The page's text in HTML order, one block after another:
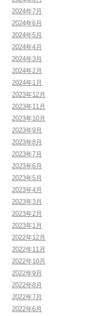
2024年7月
2024年6月
2024年5月
2024年4月
2024年3月
2024年2月
2024年1月
2023年12月
2023年11月
2023年10月
2023年9月
2023年8月
2023年7月
2023年6月
2023年5月
2023年4月
2023年3月
2023年2月
2023年1月
2022年12月
2022年11月
2022年10月
2022年9月
2022年8月
2022年7月
2022年6月